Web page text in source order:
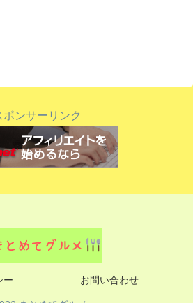
ポンサーリンク
ー お問い合わせ